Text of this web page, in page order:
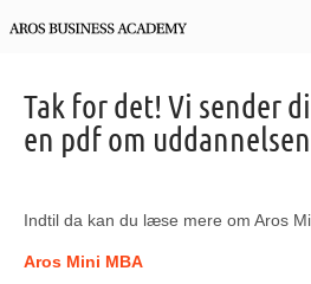
Tak for det! Vi sender
en pdf om
Indtil da kan du læse mere om Aros
Aros Mini MBA